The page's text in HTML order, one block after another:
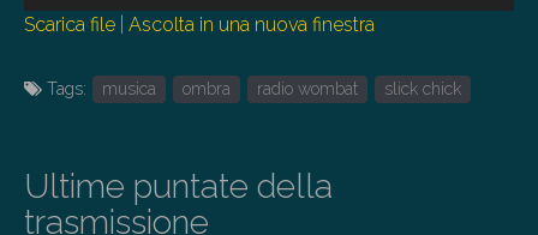
Scarica file Ascolta in una nuova finestra
Tags: musica ombra radio wombat slick chick
Ultime puntate della
trasmissione